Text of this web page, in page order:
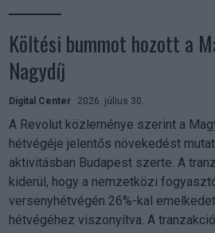
Költési bummot hozott a
Nagydíj
Digital Center 2026. július 30.
A Revolut közleménye szerint a
hétvégéje jelentős növekedést
aktivitásban Budapest szerte. A
kiderül, hogy a nemzetközi
versenyhétvégén 26%-kal
hétvégéhez viszonyítva. A